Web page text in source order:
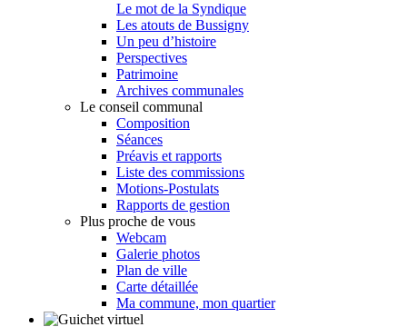
Le mot de la Syndique
Les atouts de Bussigny
Un peu d’histoire
Perspectives
Patrimoine
Archives communales
Le conseil communal
Composition
Séances
Préavis et rapports
Liste des commissions
Motions-Postulats
Rapports de gestion
Plus proche de vous
Webcam
Galerie photos
Plan de ville
Carte détaillée
Ma commune, mon quartier